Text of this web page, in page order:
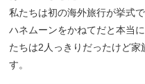
私たちは初の海外旅行が挙式
ハネムーンをかねてだと本当
たちは2人っきりだったけど
す。